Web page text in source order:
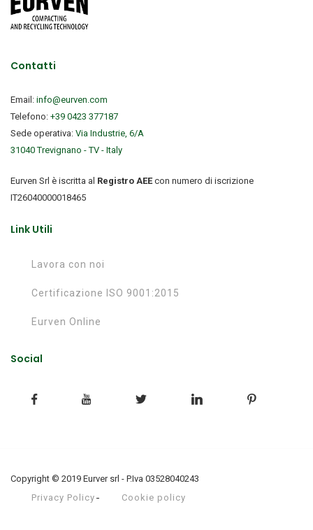
Contatti
Email: info@eurven.com
Telefono: +39 0423 377187
Sede operativa: Via Industrie, 6/A
31040 Trevignano - TV - Italy
Eurven Srl è iscritta al Registro AEEcon numero di iscrizione
IT26040000018465
Link Utili
Lavora con noi
Certificazione ISO 9001:2015
Eurven Online
Social
Copyright © 2019 Eurver srl - P.Iva 03528040243
Privacy Policy
Cookie policy